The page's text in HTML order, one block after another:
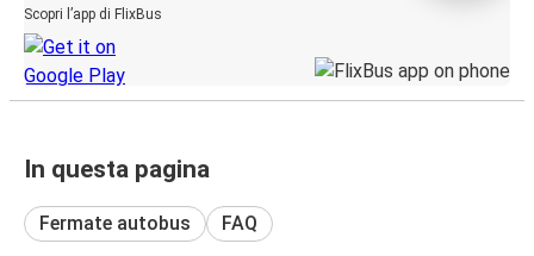
Scopri l’app di FlixBus
In questa pagina
Fermate autobus FAQ